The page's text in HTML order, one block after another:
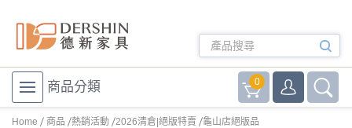
商品分類 0
Home 商品 熱銷活動 2026清倉|絕版特賣 龜山店絕版品